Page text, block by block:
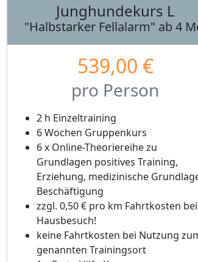
Junghundekurs L
"Halbstarker Fellalarm" ab 4
539,00 €
pro Person
2 h Einzeltraining
6 Wochen Gruppenkurs
6 x Online-Theoriereihe zu
Grundlagen positives Training,
Erziehung, medizinische
Beschäftigung
zzgl. 0,50 € pro km Fahrtkosten bei
Hausbesuch!
keine Fahrtkosten bei Nutzung
genannten Trainingsort